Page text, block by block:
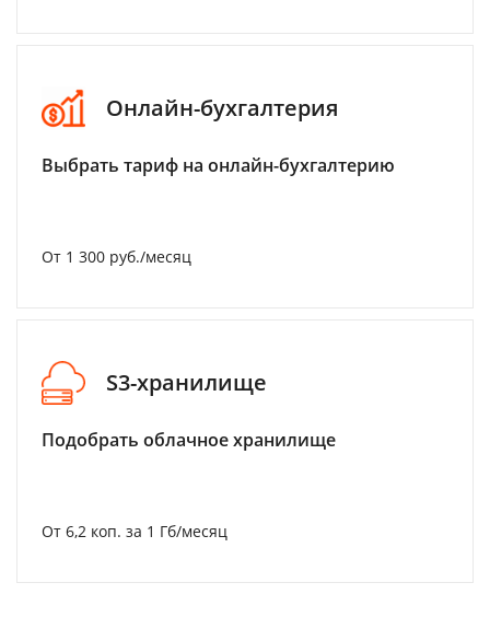
Онлайн-бухгалтерия
Выбрать тариф на онлайн-бухгалтерию
От 1 300 руб./месяц
S3-хранилище
Подобрать облачное хранилище
От 6,2 коп. за 1 Гб/месяц